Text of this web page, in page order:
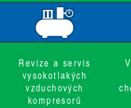
Revize a servis
vysokotlakých
vzduchových
kompresorů